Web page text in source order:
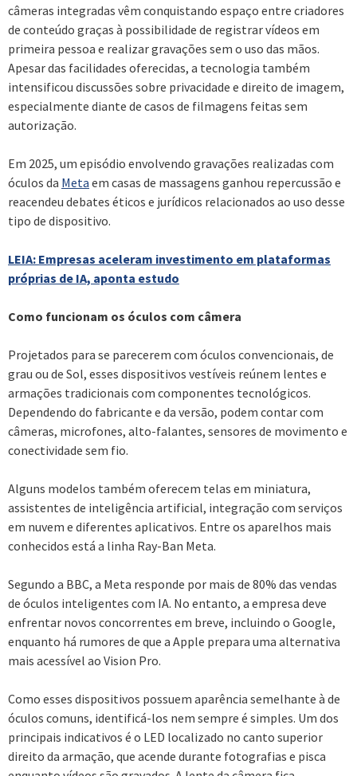
câmeras integradas vêm conquistando espaço entre criadores
de conteúdo graças à possibilidade de registrar vídeos em
primeira pessoa e realizar gravações sem o uso das mãos.
Apesar das facilidades oferecidas, a tecnologia também
intensificou discussões sobre privacidade e direito de imagem,
especialmente diante de casos de filmagens feitas sem
autorização.
Em 2025, um episódio envolvendo gravações realizadas com
óculos da Meta em casas de massagens ganhou repercussão e
reacendeu debates éticos e jurídicos relacionados ao uso desse
tipo de dispositivo.
LEIA: Empresas aceleram investimento em plataformas
próprias de IA, aponta estudo
Como funcionam os óculos com câmera
Projetados para se parecerem com óculos convencionais, de
grau ou de Sol, esses dispositivos vestíveis reúnem lentes e
armações tradicionais com componentes tecnológicos.
Dependendo do fabricante e da versão, podem contar com
câmeras, microfones, alto-falantes, sensores de movimento e
conectividade sem fio.
Alguns modelos também oferecem telas em miniatura,
assistentes de inteligência artificial, integração com serviços
em nuvem e diferentes aplicativos. Entre os aparelhos mais
conhecidos está a linha Ray-Ban Meta.
Segundo a BBC, a Meta responde por mais de 80% das vendas
de óculos inteligentes com IA. No entanto, a empresa deve
enfrentar novos concorrentes em breve, incluindo o Google,
enquanto há rumores de que a Apple prepara uma alternativa
mais acessível ao Vision Pro.
Como esses dispositivos possuem aparência semelhante à de
óculos comuns, identificá-los nem sempre é simples. Um dos
principais indicativos é o LED localizado no canto superior
direito da armação, que acende durante fotografias e pisca